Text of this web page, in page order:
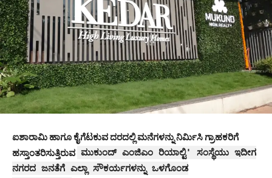
ಐಶಾರಾಮಿ ಹಾಗೂ ಕೈಗೆಟಕುವ ದರದಲ್ಲಿ ಮನೆಗಳನ್ನು ನಿರ್ಮಿಸಿ ಗ್ರಾಹಕರಿಗೆ
ಹಸ್ತಾಂತರಿಸುತ್ತಿರುವ ಮುಕುಂದ್ ಎಂಜಿಎಂ ರಿಯಾಲ್ಟಿ' ಸಂಸ್ಥೆಯು ಇದೀಗ
ನಗರದ ಜನತೆಗೆ ಎಲ್ಲಾ ಸೌಕರ್ಯಗಳನ್ನು ಒಳಗೊಂಡ